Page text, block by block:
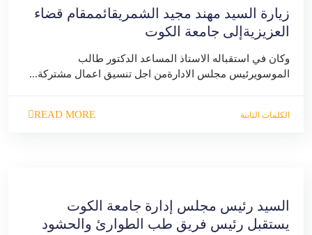
زيارة السيد مهند مجيد الشمريقائممقام قضاء
العزيزيةإلى جامعة الكوت
وكان في استقباله الاستاذ المساعد الدكتور طالب
الموسويرئيس مجلس الادارةمن اجل تنسيق اعمال مشتركة...
الكلمات الثابتة READ MORE
السيد رئيس مجلس إدارة جامعة الكوت
يستقبل رئيس فريق طب الطوارئ والحشود